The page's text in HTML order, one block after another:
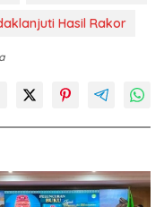
Hasil Rakor